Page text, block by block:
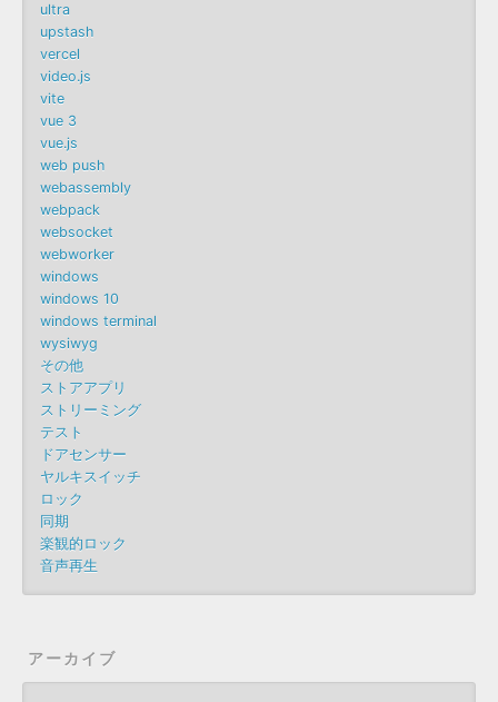
ultra
upstash
vercel
video.js
vite
vue 3
vue.js
web push
webassembly
webpack
websocket
webworker
windows
windows 10
windows terminal
wysiwyg
その他
ストアアプリ
ストリーミング
テスト
ドアセンサー
ヤルキスイッチ
ロック
同期
楽観的ロック
音声再生
アーカイブ